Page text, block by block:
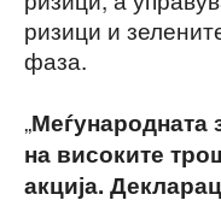
ризици и
фаза.
„Меѓународната
на високите
акција.